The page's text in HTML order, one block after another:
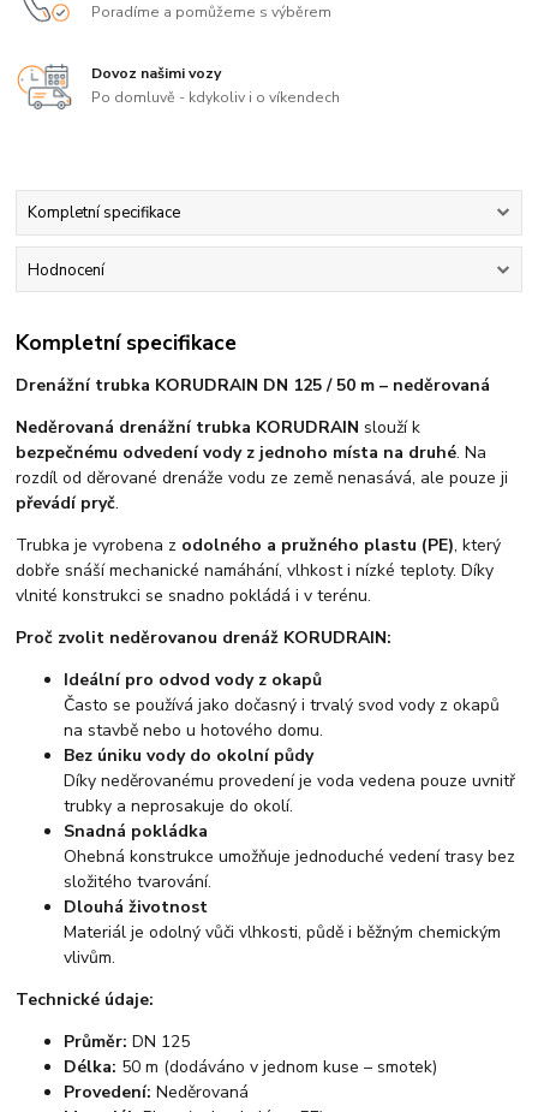
Poradíme a pomůžeme s výběrem
Dovoz našimi vozy
Po domluvě - kdykoliv i o víkendech
Kompletní specifikace
Hodnocení
Kompletní specifikace
Drenážní trubka KORUDRAIN DN 125 / 50 m – neděrovaná
Neděrovaná drenážní trubka KORUDRAIN slouží k
bezpečnému odvedení vody z jednoho místa na druhé. Na
rozdíl od děrované drenáže vodu ze země nenasává, ale pouze ji
převádí pryč.
Trubka je vyrobena z odolného a pružného plastu (PE), který
dobře snáší mechanické namáhání, vlhkost i nízké teploty. Díky
vlnité konstrukci se snadno pokládá i v terénu.
Proč zvolit neděrovanou drenáž KORUDRAIN:
Ideální pro odvod vody z okapů
Často se používá jako dočasný i trvalý svod vody z okapů
na stavbě nebo u hotového domu.
Bez úniku vody do okolní půdy
Díky neděrovanému provedení je voda vedena pouze uvnitř
trubky a neprosakuje do okolí.
Snadná pokládka
Ohebná konstrukce umožňuje jednoduché vedení trasy bez
složitého tvarování.
Dlouhá životnost
Materiál je odolný vůči vlhkosti, půdě i běžným chemickým
vlivům.
Technické údaje:
Průměr: DN 125
Délka: 50 m (dodáváno v jednom kuse – smotek)
Provedení: Neděrovaná